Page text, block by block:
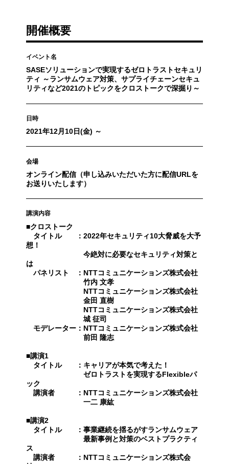
開催概要
イベント名
SASEソリューションで実現するゼロトラストセキュリ
ティ ～ランサムウェア対策、サプライチェーンセキュ
リティなど2021のトピックをクロストークで深掘り～
日時
2021年12月10日(金) ～
会場
オンライン配信（申し込みいただいた方に配信URLを
お送りいたします）
講演内容
■クロストーク
タイトル ：2022年セキュリティ10大脅威を大予
想！
今絶対に必要なセキュリティ対策と
は
パネリスト ：NTTコミュニケーションズ株式会社
竹内 文孝
NTTコミュニケーションズ株式会社
金田 直樹
NTTコミュニケーションズ株式会社
城 征司
モデレーター：NTTコミュニケーションズ株式会社
前田 隆志
■講演1
タイトル ：キャリアが本気で考えた！
ゼロトラストを実現するFlexibleパ
ック
講演者 ：NTTコミュニケーションズ株式会社
一二 康紘
■講演2
タイトル ：事業継続を揺るがすランサムウェア
最新事例と対策のベストプラクティ
ス
講演者 ：NTTコミュニケーションズ株式会